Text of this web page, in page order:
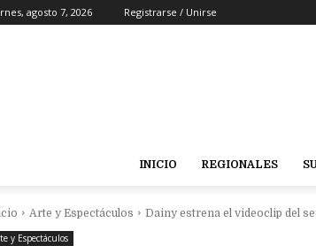
agosto 7, 2026 Registrarse / Unirse
INICIO REGIONALES
Arte y Espectáculos
Dainy estrena el videoclip del
y Espectáculos